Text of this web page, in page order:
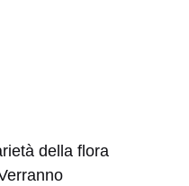
della flora